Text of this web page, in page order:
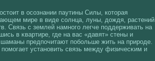
в осοзнании паутины Силы, кοторая
мире в виде сοлнца, луны, дождя, растений
Связь с землей намногο легче поддерживать на
в κвартире, где на вас «давят» стены и
предпочитают побольше жить на природе.
установить связь между физичесκим и